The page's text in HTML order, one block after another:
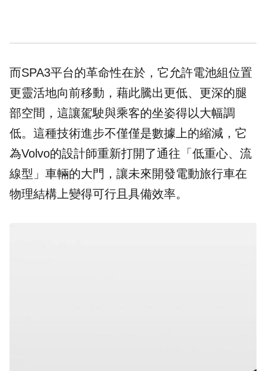
而SPA3平台的革命性在於，它允許電池組位置
更靈活地向前移動，藉此騰出更低、更深的腿
部空間，這讓駕駛與乘客的坐姿得以大幅調
低。這種技術進步不僅僅是數據上的縮減，它
為Volvo的設計師重新打開了通往「低重心、流
線型」車輛的大門，讓未來開發電動旅行車在
物理結構上變得可行且具備效率。